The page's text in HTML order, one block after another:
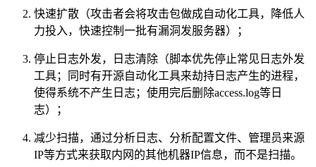
快速扩散（攻击者会将攻击包做成自动化工具，降低人
力投入，快速控制一批有漏洞发服务器）；
停止日志外发，日志清除（脚本优先停止常见日志外发
工具；同时有开源自动化工具来劫持日志产生的进程，
使得系统不产生日志；使用完后删除access.log等日
志）；
减少扫描，通过分析日志、分析配置文件、管理员来源
IP等方式来获取内网的其他机器IP信息，而不是扫描。